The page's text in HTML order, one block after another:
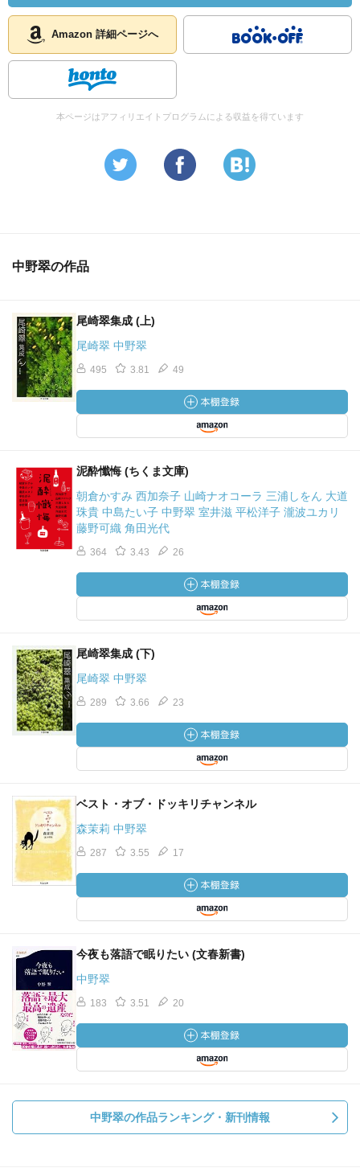
Amazon 詳細ページへ
本ページはアフィリエイトプログラムによる収益を得ています
中野翠の作品
尾崎翠集成 (上)
尾崎翠 中野翠
495 3.81 49
泥酔懺悔 (ちくま文庫)
朝倉かすみ 西加奈子 山崎ナオコーラ 三浦しをん 大道
珠貴 中島たい子 中野翠 室井滋 平松洋子 瀧波ユカリ
藤野可織 角田光代
364 3.43 26
尾崎翠集成 (下)
尾崎翠 中野翠
289 3.66 23
ベスト・オブ・ドッキリチャンネル
森茉莉 中野翠
287 3.55 17
今夜も落語で眠りたい (文春新書)
中野翠
183 3.51 20
中野翠の作品ランキング・新刊情報